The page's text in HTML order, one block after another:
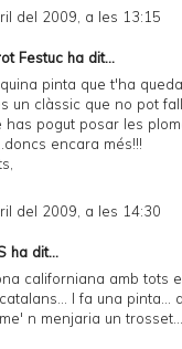
del 2009, a les 13:15
Festuc ha dit...
pinta que t'ha
un clàssic que no pot
has pogut posar les
encara més!!!
del 2009, a les 14:30
ha dit...
californiana amb tots
I fa una pinta...
n menjaria un trosset...